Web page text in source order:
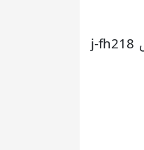
مدرن دو درب وکیوم مدل j-fh218